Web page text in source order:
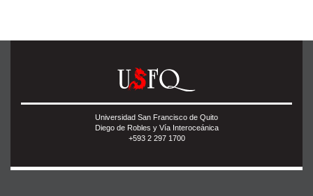
Universidad San Francisco de Quito
Diego de Robles y Vía Interoceánica
+593 2 297 1700